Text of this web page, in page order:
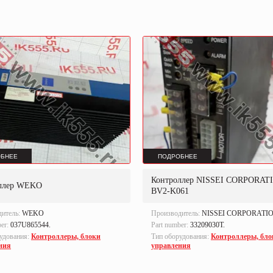
WEKO
WEKO
037U865544.
Контроллеры, блоки
ПОДРОБНЕЕ
Контроллер NISSEI
BV2-K061
Производитель: NISSEI
Part number: 33209030T.
Тип оборудования: Контроллеры,
управления